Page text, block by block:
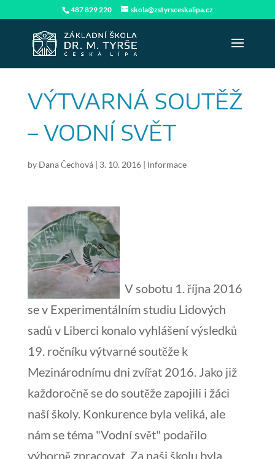
487 829 220 skola@zstyrsceskalipa.cz
VÝTVARNÁ SOUTĚŽ
– VODNÍ SVĚT
by Dana Čechová| 3. 10. 2016| Informace
V sobotu 1. října 2016
se v Experimentálním studiu Lidových
sadů v Liberci konalo vyhlášení výsledků
19. ročníku výtvarné soutěže k
Mezinárodnímu dni zvířat 2016. Jako již
každoročně se do soutěže zapojili i žáci
naší školy. Konkurence byla veliká, ale
nám se téma "Vodní svět" podařilo
výborně zpracovat. Za naši školu byla